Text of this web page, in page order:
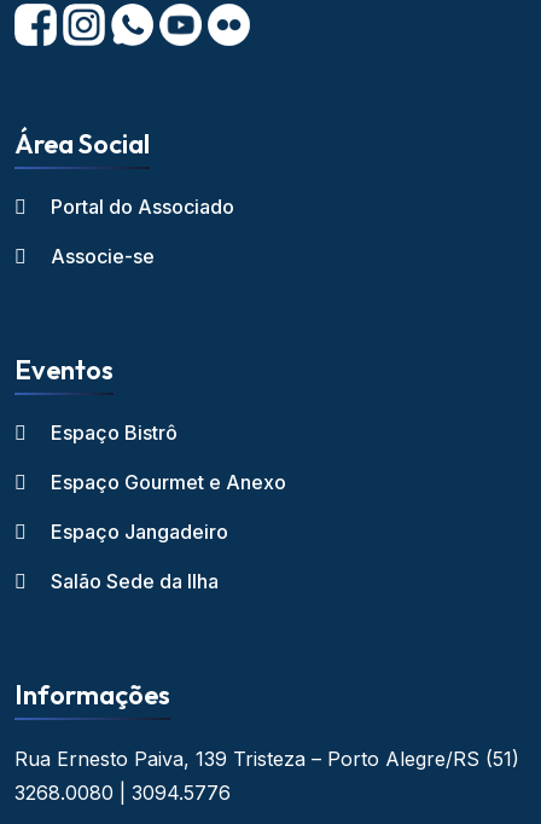
Área Social
Portal do Associado
Associe-se
Eventos
Espaço Bistrô
Espaço Gourmet e Anexo
Espaço Jangadeiro
Salão Sede da Ilha
Informações
Rua Ernesto Paiva, 139 Tristeza – Porto Alegre/RS (51)
3268.0080 | 3094.5776